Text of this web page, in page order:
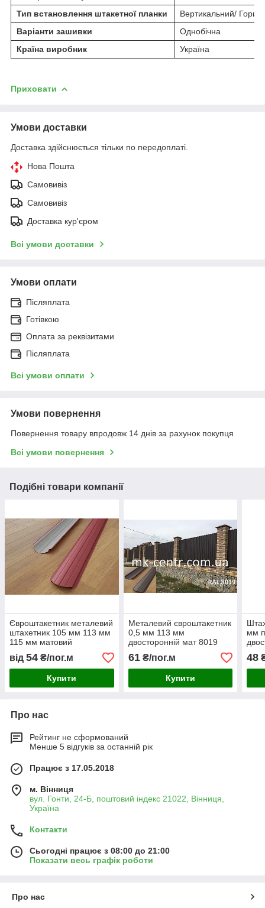
Тип встановлення штакетної планки
Вертикальний/
Варіанти зашивки
Однобічна
Країна виробник
Україна
Приховати
Умови доставки
Доставка здійснюється тільки по передоплаті.
Нова Пошта
Самовивіз
Самовивіз
Доставка кур'єром
Всі умови доставки
Умови оплати
Післяплата
Готівкою
Оплата за реквізитами
Післяплата
Всі умови оплати
Умови повернення
Повернення товару впродовж 14 днів за рахунок покупця
Всі умови повернення
Подібні товари компанії
Євроштакетник металевий
штахетник 105 мм 113 мм
115 мм матовий
односторонній
від 54 ₴/пог.м
Купити
Металевий євроштакетник
0,5 мм 113 мм
двосторонній мат 8019
коричневий Штакети
штахетник
61₴/пог.м
Купити
мм
дуб
48
Про нас
Рейтинг не сформований
Менше 5 відгуків за останній рік
Працює з 17.05.2018
м. Вінниця
вул. Гонти, 24-Б, поштовий індекс 21022, Вінниця,
Україна
Контакти
Сьогодні працює з 08:00 до 21:00
Показати весь графік роботи
Про нас